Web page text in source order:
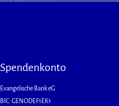
Spendenkonto
Evangelische Bank eG
BIC: GENODEF1EK1